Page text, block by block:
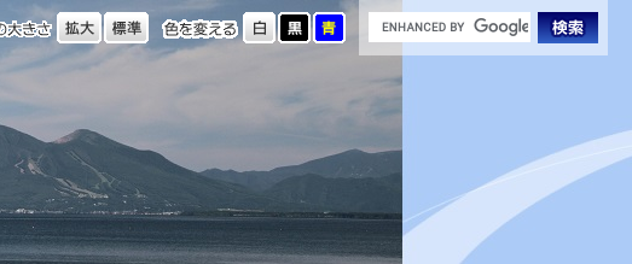
色を変える
文字の大きさ